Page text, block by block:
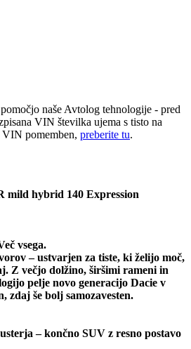
naše Avtolog tehnologije - pred
VIN številka ujema s tisto na
pomemben, preberite tu.
hybrid 140 Expression
vsega.
– ustvarjen za tiste, ki želijo moč,
Z večjo dolžino, širšimi rameni in
pelje novo generacijo Dacie v
zdaj še bolj samozavesten.
– končno SUV z resno postavo